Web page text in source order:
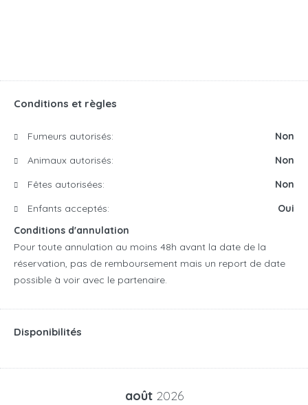
Conditions et règles
Fumeurs autorisés:
Non
Animaux autorisés:
Non
Fêtes autorisées:
Non
Enfants acceptés:
Oui
Conditions d'annulation
Pour toute annulation au moins 48h avant la date de la
réservation, pas de remboursement mais un report de date
possible à voir avec le partenaire.
Disponibilités
août 2026